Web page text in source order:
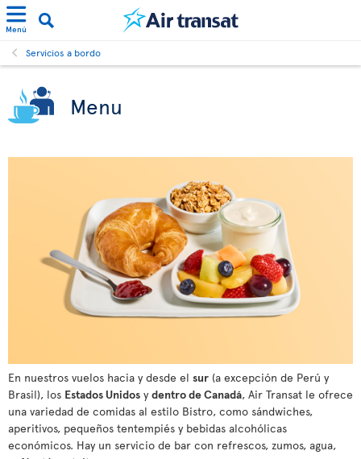
Menú
Servicios a bordo
Menu
En nuestros vuelos hacia y desde el sur (a excepción de Perú y
Brasil), los Estados Unidos y dentro de Canadá, Air Transat le ofrece
una variedad de comidas al estilo Bistro, como sándwiches,
aperitivos, pequeños tentempiés y bebidas alcohólicas
económicos. Hay un servicio de bar con refrescos, zumos, agua,